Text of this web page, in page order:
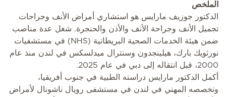
الملخص
الدكتور جوزيف مارايس هو استشاري أمراض الأنف وجراحات
تجميل الأنف وجراحة الأنف والأذن والحنجرة. شغل عدة مناصب
ضمن هيئة الخدمات الصحية البريطانية (NHS) في مستشفيات
نورثويك بارك، هيلينجدون وسنترال ميدلسكس في لندن منذ عام
2000، قبل انتقاله إلى دبي في عام 2025.
أكمل الدكتور مارايس دراسته الطبية في جنوب أفريقيا،
وتخصصه المهني في لندن في مستشفى رويال ناشونال لأمراض